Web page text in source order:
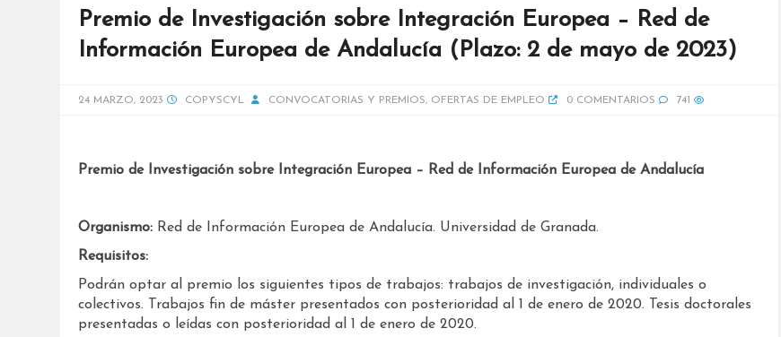
Premio de Investigación sobre Integración Europea – Red de
Información Europea de Andalucía (Plazo: 2 de mayo de 2023)
24 MARZO, 2023 COPYSCYL CONVOCATORIAS Y PREMIOS, OFERTAS DE EMPLEO 0 COMENTARIOS 741
Premio de Investigación sobre Integración Europea – Red de Información Europea de Andalucía
Organismo:Red de Información Europea de Andalucía. Universidad de Granada.
Requisitos:
Podrán optar al premio los siguientes tipos de trabajos: trabajos de investigación, individuales o
colectivos. Trabajos fin de máster presentados con posterioridad al 1 de enero de 2020. Tesis doctorales
presentadas o leídas con posterioridad al 1 de enero de 2020.